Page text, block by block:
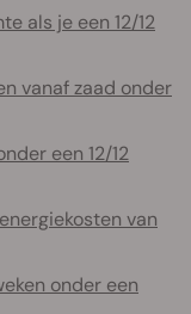
als je een 12/12
vanaf zaad onder
een 12/12
van
onder een